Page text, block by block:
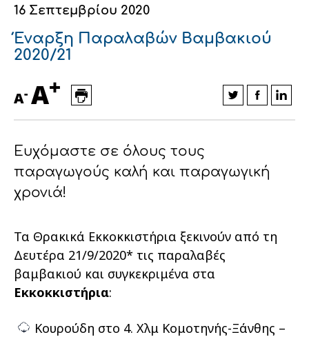
Οικονομικά στοιχεία
Εταιρική δομή
Καινοτομία
Επικοινωνία
Πως θα μας βρείτε
ΑΚΟΛΟΥΘΗΣΤΕ ΜΑΣ
Εξαγωγές
Συνέδρια
Πως θα μας βρείτε
ΑΚΟΛΟΥΘΗΣΤΕ ΜΑΣ
Ευφυής γεωργία
Συμβουλευτική στο χωράφι
Εκκόκκιση για λογαριασμό του
παραγωγού
Πως θα μας βρείτε
ΑΚΟΛΟΥΘΗΣΤΕ ΜΑΣ
Αλυσίδα βάμβακος
Πως θα μας βρείτε
ΑΚΟΛΟΥΘΗΣΤΕ ΜΑΣ
Κλωστοϋφαντουργία - Ένδυση
Εταιρικά νέα
Πως θα μας βρείτε
ΑΚΟΛΟΥΘΗΣΤΕ ΜΑΣ
Πως θα μας βρείτε
ΑΚΟΛΟΥΘΗΣΤΕ ΜΑΣ
16 Σεπτεμβρίου 2020
Έναρξη Παραλαβών Βαμβακιού
2020/21
A- A+
Ευχόμαστε σε όλους τους
παραγωγούς καλή και παραγωγική
χρονιά!
Τα Θρακικά Εκκοκκιστήρια ξεκινούν από τη
Δευτέρα 21/9/2020* τις παραλαβές
βαμβακιού και συγκεκριμένα στα
Εκκοκκιστήρια:
Κουρούδη στο 4. Χλμ Κομοτηνής-Ξάνθης –